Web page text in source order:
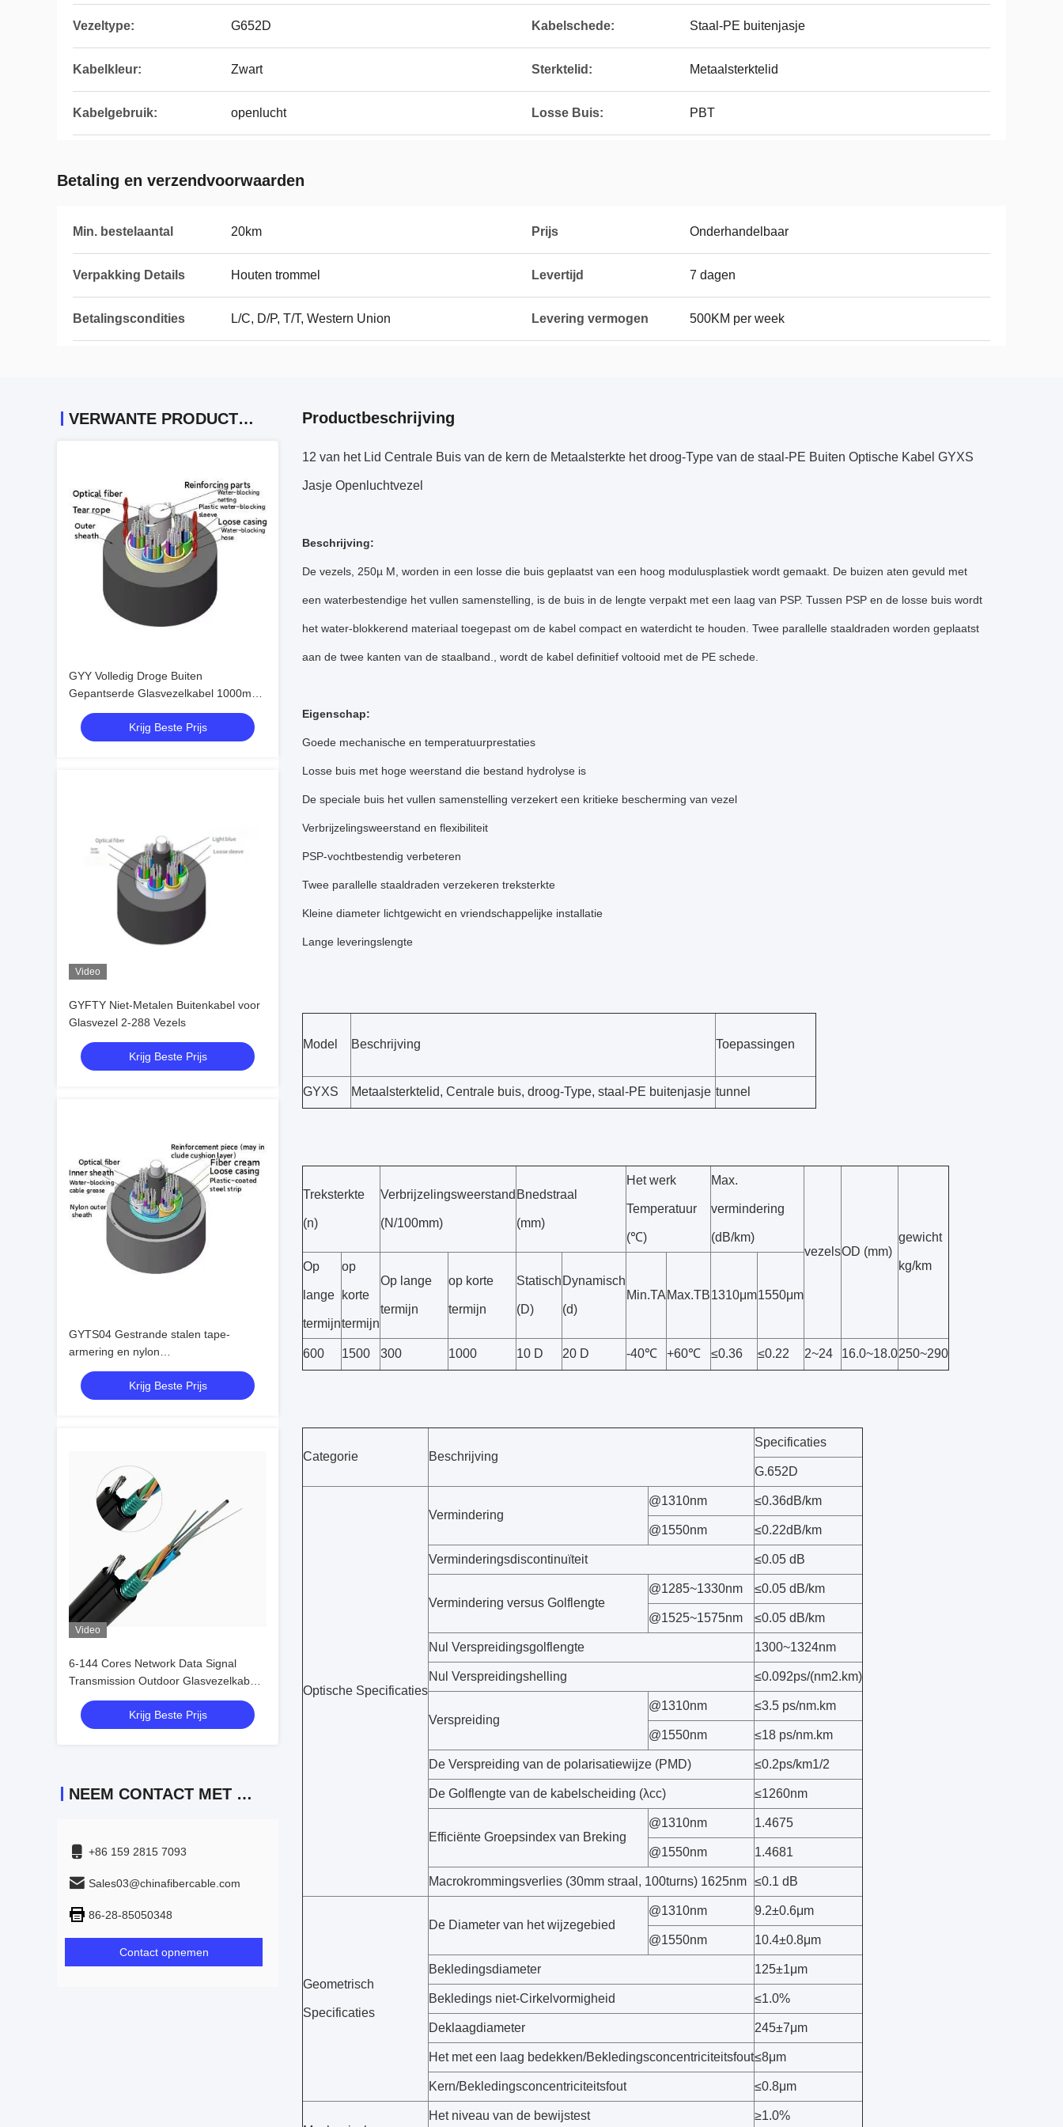
Vezeltype: G652D Kabelschede: Staal-PE buitenjasje
Kabelkleur: Zwart Sterktelid: Metaalsterktelid
Kabelgebruik: openlucht Losse Buis: PBT
Betaling en verzendvoorwaarden
Min. bestelaantal 20km Prijs Onderhandelbaar
Verpakking Details Houten trommel Levertijd 7 dagen
Betalingscondities L/C, D/P, T/T, Western Union Levering vermogen 500KM per week
VERWANTE PRODUCTEN
GYY Volledig Droge Buiten
Gepantserde Glasvezelkabel 1000m
Stalen Tape
Krijg Beste Prijs
Video
GYFTY Niet-Metalen Buitenkabel voor
Glasvezel 2-288 Vezels
Krijg Beste Prijs
GYTS04 Gestrande stalen tape-
armering en nylon
buitenbeschermende optische kabel
Krijg Beste Prijs
Video
6-144 Cores Network Data Signal
Transmission Outdoor Glasvezelkabel
met aanpassingsdiensten
Krijg Beste Prijs
NEEM CONTACT MET ONS OP
+86 159 2815 7093
Sales03@chinafibercable.com
86-28-85050348
Contact opnemen
Productbeschrijving
12 van het Lid Centrale Buis van de kern de Metaalsterkte het droog-Type van de staal-PE Buiten Optische Kabel GYXS
Jasje Openluchtvezel
Beschrijving:
De vezels, 250µ M, worden in een losse die buis geplaatst van een hoog modulusplastiek wordt gemaakt. De buizen aten gevuld met
een waterbestendige het vullen samenstelling, is de buis in de lengte verpakt met een laag van PSP. Tussen PSP en de losse buis wordt
het water-blokkerend materiaal toegepast om de kabel compact en waterdicht te houden. Twee parallelle staaldraden worden geplaatst
aan de twee kanten van de staalband., wordt de kabel definitief voltooid met de PE schede.
Eigenschap:
Goede mechanische en temperatuurprestaties
Losse buis met hoge weerstand die bestand hydrolyse is
De speciale buis het vullen samenstelling verzekert een kritieke bescherming van vezel
Verbrijzelingsweerstand en flexibiliteit
PSP-vochtbestendig verbeteren
Twee parallelle staaldraden verzekeren treksterkte
Kleine diameter lichtgewicht en vriendschappelijke installatie
Lange leveringslengte
Model Beschrijving Toepassingen
GYXS Metaalsterktelid, Centrale buis, droog-Type, staal-PE buitenjasje tunnel
Treksterkte
(n)
Verbrijzelingsweerstand
(N/100mm)
Bnedstraal
(mm)
Het werk
Temperatuur
(℃)
Max.
vermindering
(dB/km)
vezelsOD (mm)
gewicht
kg/km
Op
lange
termijn
op
korte
termijn
Op lange
termijn
op korte
termijn
Statisch
(D)
Dynamisch
(d)
Min.TA Max.TB1310μm1550μm
600 1500 300 1000 10 D 20 D -40℃ +60℃ ≤0.36 ≤0.22 2~24 16.0~18.0250~290
Categorie Beschrijving
Specificaties
G.652D
Optische Specificaties
Vermindering
@1310nm ≤0.36dB/km
@1550nm ≤0.22dB/km
Verminderingsdiscontinuïteit ≤0.05 dB
Vermindering versus Golflengte
@1285~1330nm ≤0.05 dB/km
@1525~1575nm ≤0.05 dB/km
Nul Verspreidingsgolflengte 1300~1324nm
Nul Verspreidingshelling ≤0.092ps/(nm2.km)
Verspreiding
@1310nm ≤3.5 ps/nm.km
@1550nm ≤18 ps/nm.km
De Verspreiding van de polarisatiewijze (PMD) ≤0.2ps/km1/2
De Golflengte van de kabelscheiding (λcc) ≤1260nm
Efficiënte Groepsindex van Breking
@1310nm 1.4675
@1550nm 1.4681
Macrokrommingsverlies (30mm straal, 100turns) 1625nm ≤0.1 dB
Geometrisch
Specificaties
De Diameter van het wijzegebied
@1310nm 9.2±0.6μm
@1550nm 10.4±0.8μm
Bekledingsdiameter 125±1μm
Bekledings niet-Cirkelvormigheid ≤1.0%
Deklaagdiameter 245±7μm
Het met een laag bedekken/Bekledingsconcentriciteitsfout≤8μm
Kern/Bekledingsconcentriciteitsfout ≤0.8μm
Het niveau van de bewijstest ≥1.0%